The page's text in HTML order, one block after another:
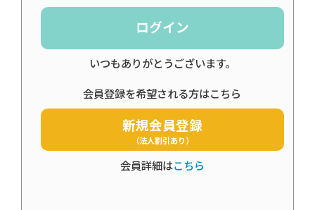
ログイン
いつもありがとうございます。
会員登録を希望される方はこちら
新規会員登録
（法人割引あり）
会員詳細はこちら